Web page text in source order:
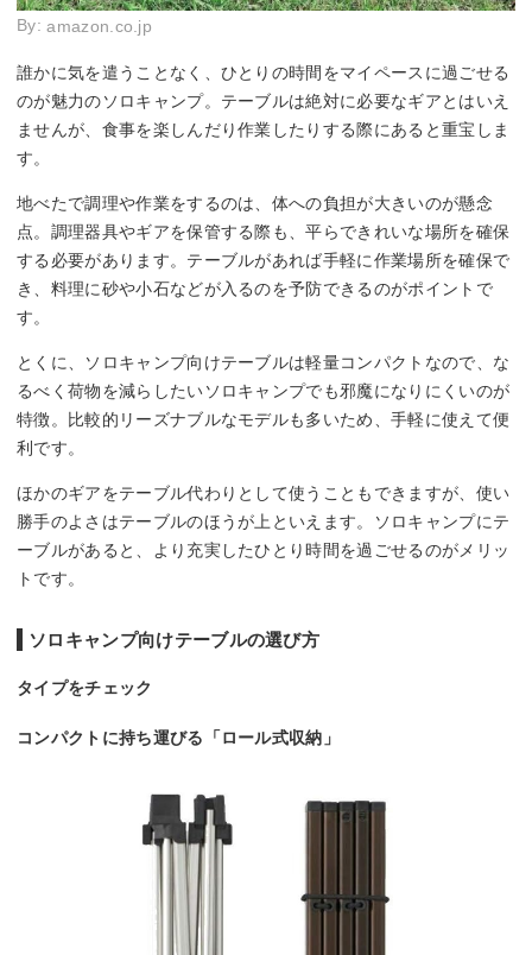
By:amazon.co.jp
誰かに気を遣うことなく、ひとりの時間をマイペースに過ごせる
のが魅力のソロキャンプ。テーブルは絶対に必要なギアとはいえ
ませんが、食事を楽しんだり作業したりする際にあると重宝しま
す。
地べたで調理や作業をするのは、体への負担が大きいのが懸念
点。調理器具やギアを保管する際も、平らできれいな場所を確保
する必要があります。テーブルがあれば手軽に作業場所を確保で
き、料理に砂や小石などが入るのを予防できるのがポイントで
す。
とくに、ソロキャンプ向けテーブルは軽量コンパクトなので、な
るべく荷物を減らしたいソロキャンプでも邪魔になりにくいのが
特徴。比較的リーズナブルなモデルも多いため、手軽に使えて便
利です。
ほかのギアをテーブル代わりとして使うこともできますが、使い
勝手のよさはテーブルのほうが上といえます。ソロキャンプにテ
ーブルがあると、より充実したひとり時間を過ごせるのがメリッ
トです。
ソロキャンプ向けテーブルの選び方
タイプをチェック
コンパクトに持ち運びる「ロール式収納」